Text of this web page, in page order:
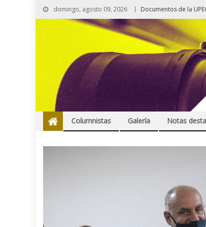
domingo, agosto 09, 2026 Documentos de la
Columnistas Galería Notas